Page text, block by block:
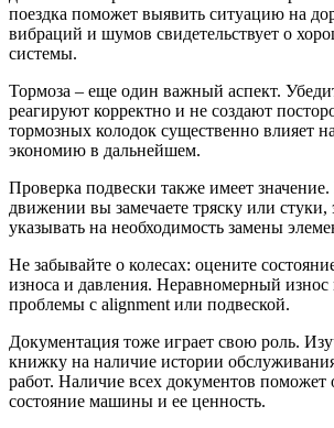
поездка поможет выявить ситуацию на
вибраций и шумов свидетельствует о
системы.
Тормоза – еще один важный аспект.
реагируют корректно и не создают
тормозных колодок существенно влияет
экономию в дальнейшем.
Проверка подвески также имеет
движении вы замечаете тряску или стуки,
указывать на необходимость замены
Не забывайте о колесах: оцените
износа и давления. Неравномерный износ
проблемы с alignment или подвеской.
Документация тоже играет свою роль.
книжку на наличие истории
работ. Наличие всех документов поможет
состояние машины и ее ценность.